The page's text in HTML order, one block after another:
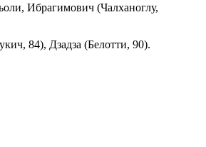
Ибрагимович (Чалханоглу,
84), Дзадза (Белотти, 90).